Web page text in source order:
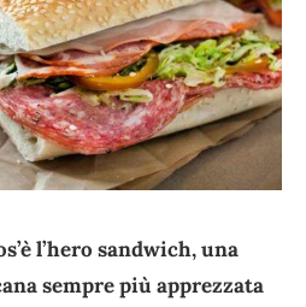
l’hero sandwich, una
sempre più apprezzata